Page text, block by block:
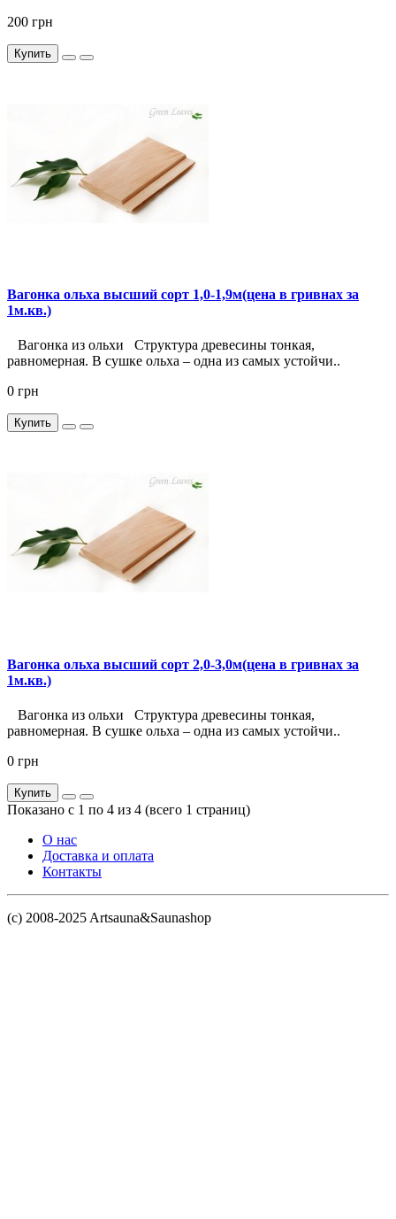
200 грн
Купить
Вагонка ольха высший сорт 1,0-1,9м(цена в гривнах за
1м.кв.)
Вагонка из ольхи Структура древесины тонкая,
равномерная. В сушке ольха – одна из самых устойчи..
0 грн
Купить
Вагонка ольха высший сорт 2,0-3,0м(цена в гривнах за
1м.кв.)
Вагонка из ольхи Структура древесины тонкая,
равномерная. В сушке ольха – одна из самых устойчи..
0 грн
Купить
Показано с 1 по 4 из 4 (всего 1 страниц)
О нас
Доставка и оплата
Контакты
(c) 2008-2025 Artsauna&Saunashop